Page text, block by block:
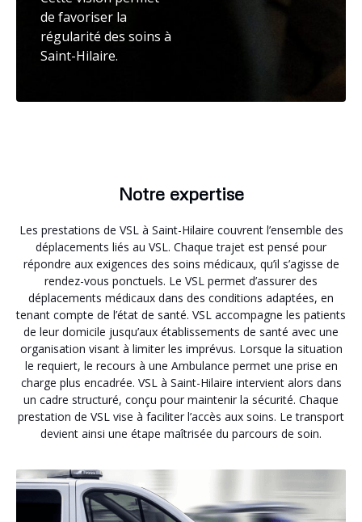
de favoriser la
régularité des soins à
Saint-Hilaire.
Notre expertise
Les prestations de VSL à Saint-Hilaire couvrent l’ensemble des
déplacements liés au VSL. Chaque trajet est pensé pour
répondre aux exigences des soins médicaux, qu’il s’agisse de
rendez-vous ponctuels. Le VSL permet d’assurer des
déplacements médicaux dans des conditions adaptées, en
tenant compte de l’état de santé. VSL accompagne les patients
de leur domicile jusqu’aux établissements de santé avec une
organisation visant à limiter les imprévus. Lorsque la situation
le requiert, le recours à une Ambulance permet une prise en
charge plus encadrée. VSL à Saint-Hilaire intervient alors dans
un cadre structuré, conçu pour maintenir la sécurité. Chaque
prestation de VSL vise à faciliter l’accès aux soins. Le transport
devient ainsi une étape maîtrisée du parcours de soin.